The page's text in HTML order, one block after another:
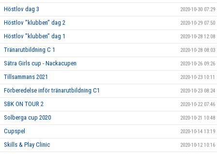
Höstlov dag 3 2020-10-30 07:29
Höstlov ”klubben” dag 2 2020-10-29 07:50
Höstlov ”klubben” dag 1 2020-10-28 12:08
Tränarutbildning C 1 2020-10-28 08:03
Sätra Girls cup - Nackacupen 2020-10-26 09:26
Tillsammans 2021 2020-10-23 10:11
Förberedelse inför tränarutbildning C1 2020-10-23 08:24
SBK ON TOUR 2 2020-10-22 07:46
Solberga cup 2020 2020-10-21 10:48
Cupspel 2020-10-14 13:19
Skills & Play Clinic 2020-10-12 10:16